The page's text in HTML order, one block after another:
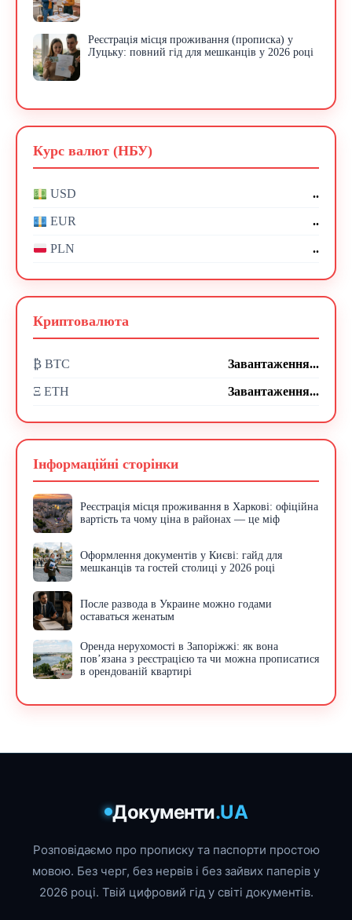
Реєстрація місця проживання (прописка) у
Луцьку: повний гід для мешканців у 2026 році
Курс валют (НБУ)
USD ..
EUR ..
PLN ..
Криптовалюта
₿ BTC Завантаження...
Ξ ETH Завантаження...
Інформаційні сторінки
Реєстрація місця проживання в Харкові: офіційна
вартість та чому ціна в районах — це міф
Оформлення документів у Києві: гайд для
мешканців та гостей столиці у 2026 році
После развода в Украине можно годами
оставаться женатым
Оренда нерухомості в Запоріжжі: як вона
пов’язана з реєстрацією та чи можна прописатися
в орендованій квартирі
Документи.UA
Розповідаємо про прописку та паспорти простою
мовою. Без черг, без нервів і без зайвих паперів у
2026 році. Твій цифровий гід у світі документів.